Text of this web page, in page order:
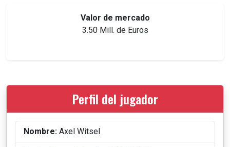
Valor de mercado
3.50 Mill. de Euros
Perfil del jugador
Nombre: Axel Witsel